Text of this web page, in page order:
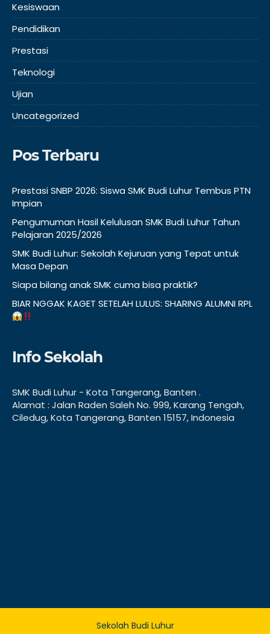
Kesiswaan
Pendidikan
Prestasi
Teknologi
Ujian
Uncategorized
Pos Terbaru
Prestasi SNBP 2026: Siswa SMK Budi Luhur Tembus PTN
Impian
Pengumuman Hasil Kelulusan SMK Budi Luhur Tahun
Pelajaran 2025/2026
SMK Budi Luhur: Sekolah Kejuruan yang Tepat untuk
Masa Depan
Siapa bilang anak SMK cuma bisa praktik?
BIAR NGGAK KAGET SETELAH LULUS: SHARING ALUMNI RPL
Info Sekolah
SMK Budi Luhur - Kota Tangerang, Banten .
Alamat : Jalan Raden Saleh No. 999, Karang Tengah,
Ciledug, Kota Tangerang, Banten 15157, Indonesia
Sekolah Budi Luhur